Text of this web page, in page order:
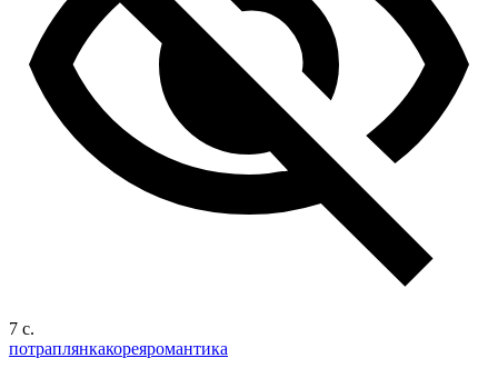
7 c.
потраплянкакореяромантика